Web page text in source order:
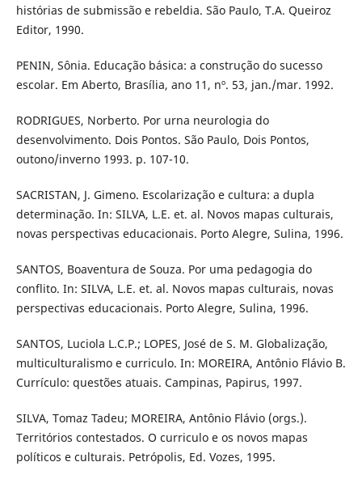
histórias de submissão e rebeldia. São Paulo, T.A. Queiroz
Editor, 1990.
PENIN, Sônia. Educação básica: a construção do sucesso
escolar. Em Aberto, Brasília, ano 11, nº. 53, jan./mar. 1992.
RODRIGUES, Norberto. Por urna neurologia do
desenvolvimento. Dois Pontos. São Paulo, Dois Pontos,
outono/inverno 1993. p. 107-10.
SACRISTAN, J. Gimeno. Escolarização e cultura: a dupla
determinação. In: SILVA, L.E. et. al. Novos mapas culturais,
novas perspectivas educacionais. Porto Alegre, Sulina, 1996.
SANTOS, Boaventura de Souza. Por uma pedagogia do
conflito. In: SILVA, L.E. et. al. Novos mapas culturais, novas
perspectivas educacionais. Porto Alegre, Sulina, 1996.
SANTOS, Luciola L.C.P.; LOPES, José de S. M. Globalização,
multiculturalismo e curriculo. In: MOREIRA, Antônio Flávio B.
Currículo: questões atuais. Campinas, Papirus, 1997.
SILVA, Tomaz Tadeu; MOREIRA, Antônio Flávio (orgs.).
Territórios contestados. O curriculo e os novos mapas
políticos e culturais. Petrópolis, Ed. Vozes, 1995.